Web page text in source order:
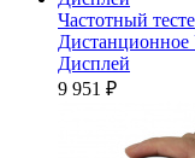
Частотный
Дистанционное
Дисплей
9 951 ₽